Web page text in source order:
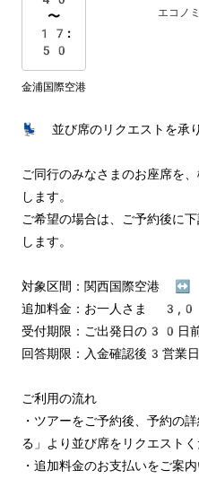
〜
17:
50
エコノ
金浦国際空港
💺 並び席のリクエストを承
ご同行のみなさまのお座席を
します。
ご希望の場合は、ご予約後に
します。
対象区間：関西国際空港 ↔︎
追加料金：お一人さま
受付期限：ご出発日の30日
回答期限：入金確認後3営業
ご利用の流れ
・ツアーをご予約後、予約の
る」より並び席をリクエスト
・追加料金のお支払いをご案